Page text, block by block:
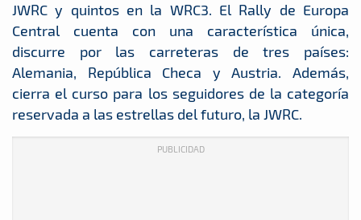
JWRC y quintos en la WRC3. El Rally de Europa
Central cuenta con una característica única,
discurre por las carreteras de tres países:
Alemania, República Checa y Austria. Además,
cierra el curso para los seguidores de la categoría
reservada a las estrellas del futuro, la JWRC.
PUBLICIDAD